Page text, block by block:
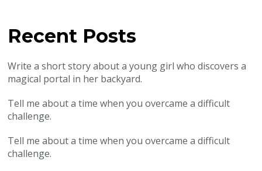
Recent Posts
Write a short story about a young girl who discovers a
magical portal in her backyard.
Tell me about a time when you overcame a difficult
challenge.
Tell me about a time when you overcame a difficult
challenge.